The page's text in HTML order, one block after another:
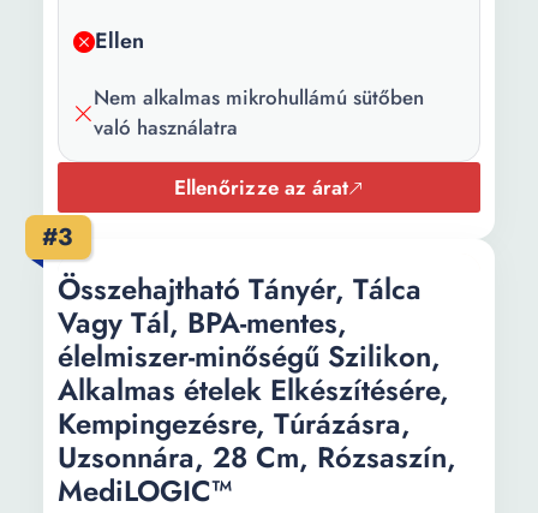
Ellen
Nem alkalmas mikrohullámú sütőben
való használatra
Ellenőrizze az árat
#3
Összehajtható Tányér, Tálca
Vagy Tál, BPA-mentes,
élelmiszer-minőségű Szilikon,
Alkalmas ételek Elkészítésére,
Kempingezésre, Túrázásra,
Uzsonnára, 28 Cm, Rózsaszín,
MediLOGIC™